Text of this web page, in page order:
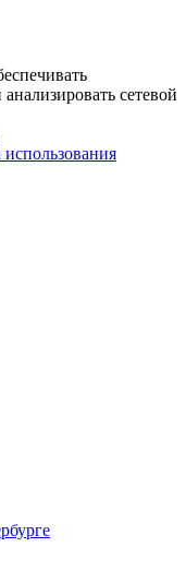
сетевой